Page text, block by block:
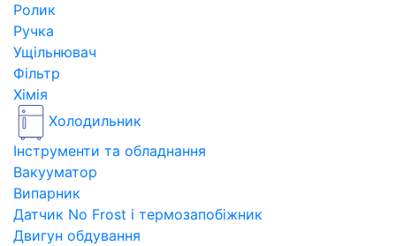
Ролик
Ручка
Ущільнювач
Фільтр
Хімія
Холодильник
Інструменти та обладнання
Вакууматор
Випарник
Датчик No Frost і термозапобіжник
Двигун обдування